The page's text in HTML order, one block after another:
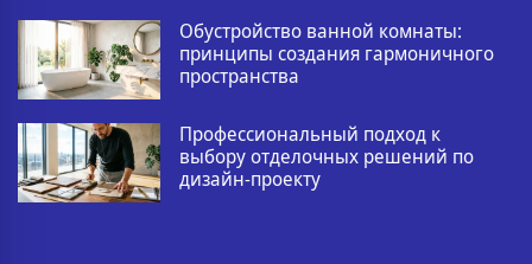
Обустройство ванной комнаты:
принципы создания гармоничного
пространства
Профессиональный подход к
выбору отделочных решений по
дизайн-проекту